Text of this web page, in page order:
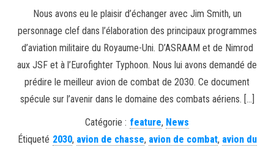
Nous avons eu le plaisir d’échanger avec Jim Smith, un
personnage clef dans l’élaboration des principaux programmes
d’aviation militaire du Royaume-Uni. D’ASRAAM et de Nimrod
aux JSF et à l’Eurofighter Typhoon. Nous lui avons demandé de
prédire le meilleur avion de combat de 2030. Ce document
spécule sur l’avenir dans le domaine des combats aériens. […]
Catégorie : feature, News
Étiqueté 2030, avion de chasse, avion de combat, avion du